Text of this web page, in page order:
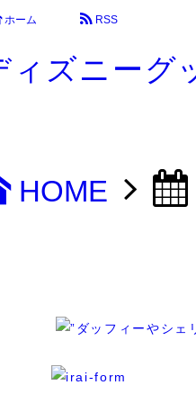
ホーム RSS
HOME